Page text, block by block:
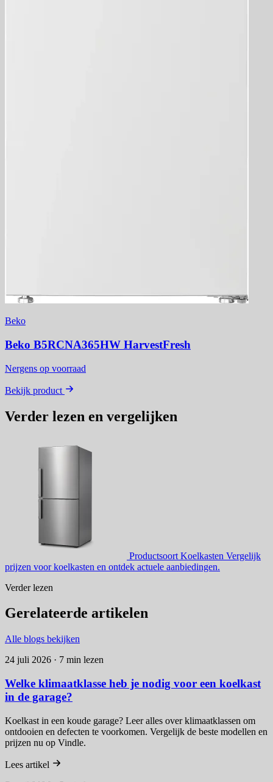
Beko
Beko B5RCNA365HW HarvestFresh
Nergens op voorraad
Bekijk product
Verder lezen en vergelijken
Productsoort Koelkasten Vergelijk
prijzen voor koelkasten en ontdek actuele aanbiedingen.
Verder lezen
Gerelateerde artikelen
Alle blogs bekijken
24 juli 2026 · 7 min lezen
Welke klimaatklasse heb je nodig voor een koelkast
in de garage?
Koelkast in een koude garage? Leer alles over klimaatklassen om
ontdooien en defecten te voorkomen. Vergelijk de beste modellen en
prijzen nu op Vindle.
Lees artikel